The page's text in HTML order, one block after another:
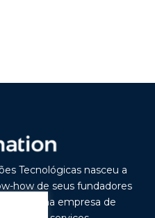
Tecnológicas nasceu a
how de seus fundadores
uma empresa de